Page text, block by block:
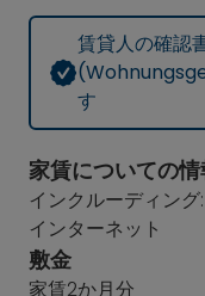
賃貸人の確認
す
家賃についての
インクルーディン
インターネット
敷金
家賃2か月分